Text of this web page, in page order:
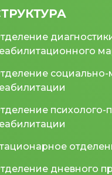
психолого-
дневного